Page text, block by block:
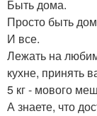
Быть дома.
Просто быть
И все.
Лежать на
кухне, принять
5 кг - мового
А знаете, что